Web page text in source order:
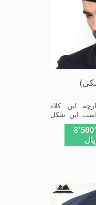
این کلاه
این شکل
افراد خوش
این کلاه